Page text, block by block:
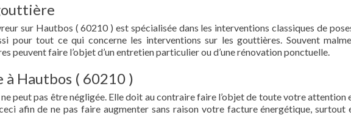
sur Hautbos ( 60210 ) est spécialisée dans les interventions classiques de
pour tout ce qui concerne les interventions sur les gouttières. Souvent
peuvent faire l’objet d’un entretien particulier ou d’une rénovation ponctuelle.
à Hautbos ( 60210 )
peut pas être négligée. Elle doit au contraire faire l’objet de toute votre attention
afin de ne pas faire augmenter sans raison votre facture énergétique, surtout